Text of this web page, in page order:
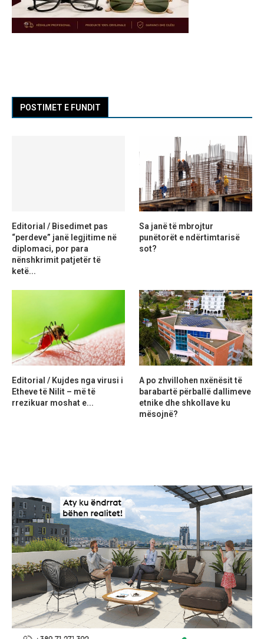
POSTIMET E FUNDIT
Editorial / Bisedimet pas
“perdeve” janë legjitime në
diplomaci, por para
nënshkrimit patjetër të
ketë...
Sa janë të mbrojtur
punëtorët e ndërtimtarisë
sot?
Editorial / Kujdes nga virusi i
Etheve të Nilit – më të
rrezikuar moshat e...
A po zhvillohen nxënësit të
barabartë përballë dallimeve
etnike dhe shkollave ku
mësojnë?